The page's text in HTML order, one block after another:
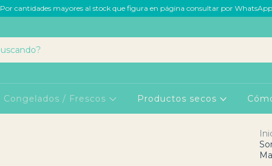
Por cantidades mayores al stock que figura en página consultar por WhatsApp
Congelados / Frescos Productos secos